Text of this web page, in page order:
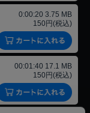
0:00:20 3.75 MB
150円(税込)
00:01:40 17.1 MB
150円(税込)